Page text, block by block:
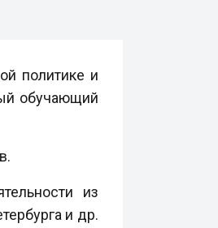
политике и
обучающий
из
и др.